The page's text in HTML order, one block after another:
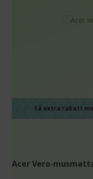
Få extra rabatt
Acer Vero-